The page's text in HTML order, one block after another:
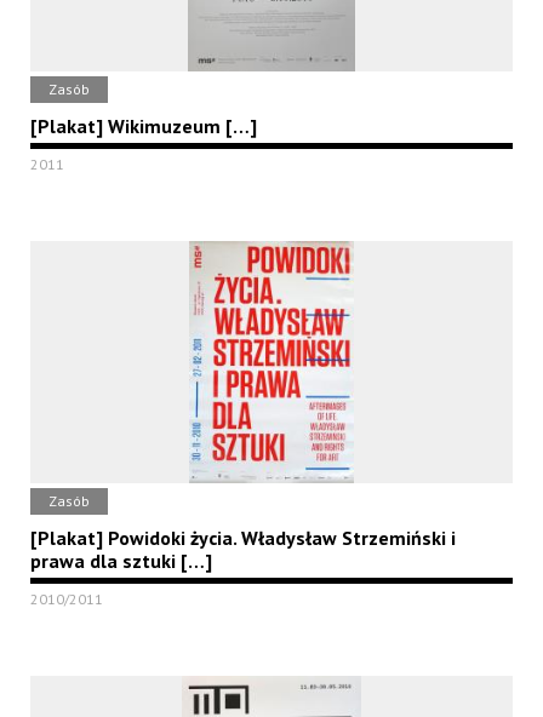
Zasób
[Plakat] Wikimuzeum […]
2011
Zasób
[Plakat] Powidoki życia. Władysław Strzemiński i
prawa dla sztuki […]
2010/2011